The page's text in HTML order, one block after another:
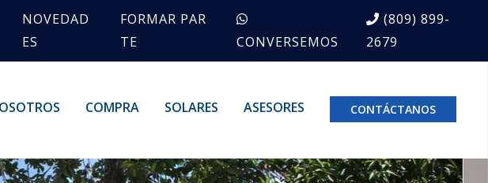
NOVEDAD
ES
FORMAR PAR
TE
CONVERSEMOS
(809) 899-
2679
COMPRA SOLARES ASESORES CONTÁCTANOS